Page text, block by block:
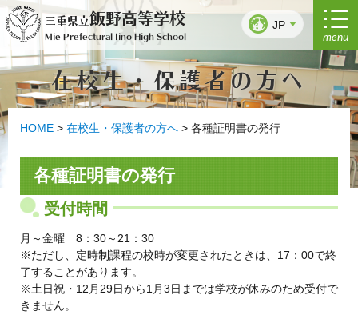
コ
ン
ン
ツ
へ
ス
キ
ッ
三重県立飯野高等学校
Mie Prefectural Iino High School
JP
menu
在校生・保護者の方へ
HOME > 在校生・保護者の方へ > 各種証明書の発行
各種証明書の発行
受付時間
月～金曜 8：30～21：30
※ただし、定時制課程の校時が変更されたときは、17：00で終
了することがあります。
※土日祝・12月29日から1月3日までは学校が休みのため受付で
きません。